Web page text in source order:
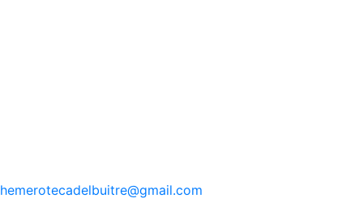
hemerotecadelbuitre@gmail.com